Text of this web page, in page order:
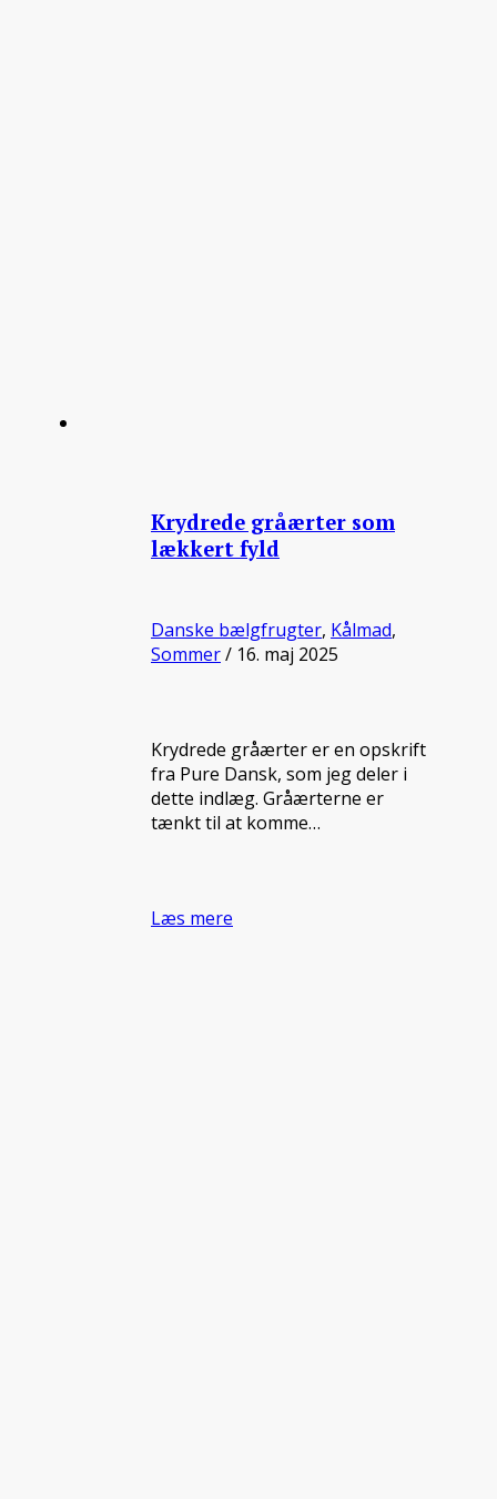
Krydrede gråærter som
lækkert fyld
Danske bælgfrugter, Kålmad,
Sommer/ 16. maj 2025
Krydrede gråærter er en opskrift
fra Pure Dansk, som jeg deler i
dette indlæg. Gråærterne er
tænkt til at komme…
Læs mere